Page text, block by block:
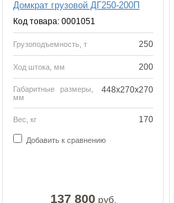
Домкрат грузовой ДГ250-200П
Код товара: 0001051
Грузоподъемность, т 250
Ход штока, мм 200
Габаритные размеры,
мм
448х270х270
Вес, кг 170
Добавить к сравнению
137 800руб.